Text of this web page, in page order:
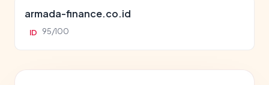
armada-finance.co.id
ID 95/100